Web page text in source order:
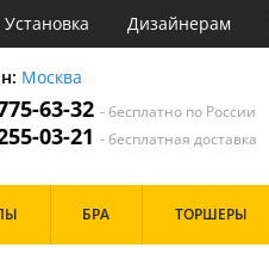
Установка Дизайнерам
Москва
63-32- бесплатно по России
03-21- бесплатная доставка
БРА ТОРШЕРЫ